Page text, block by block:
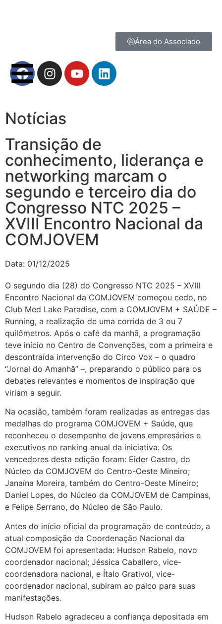
Área do Associado
Notícias
Transição de
conhecimento, liderança e
networking marcam o
segundo e terceiro dia do
Congresso NTC 2025 –
XVIII Encontro Nacional da
COMJOVEM
Data: 01/12/2025
O segundo dia (28) do Congresso NTC 2025 – XVIII
Encontro Nacional da COMJOVEM começou cedo, no
Club Med Lake Paradise, com a COMJOVEM + SAÚDE –
Running, a realização de uma corrida de 3 ou 7
quilômetros. Após o café da manhã, a programação
teve início no Centro de Convenções, com a primeira e
descontraída intervenção do Circo Vox – o quadro
“Jornal do Amanhã” –, preparando o público para os
debates relevantes e momentos de inspiração que
viriam a seguir.
Na ocasião, também foram realizadas as entregas das
medalhas do programa COMJOVEM + Saúde, que
reconheceu o desempenho de jovens empresários e
executivos no ranking anual da iniciativa. Os
vencedores desta edição foram: Eider Castro, do
Núcleo da COMJOVEM do Centro-Oeste Mineiro;
Janaína Moreira, também do Centro-Oeste Mineiro;
Daniel Lopes, do Núcleo da COMJOVEM de Campinas,
e Felipe Serrano, do Núcleo de São Paulo.
Antes do início oficial da programação de conteúdo, a
atual composição da Coordenação Nacional da
COMJOVEM foi apresentada: Hudson Rabelo, novo
coordenador nacional; Jéssica Caballero, vice-
coordenadora nacional, e Ítalo Grativol, vice-
coordenador nacional, subiram ao palco para suas
manifestações.
Hudson Rabelo agradeceu a confiança depositada em